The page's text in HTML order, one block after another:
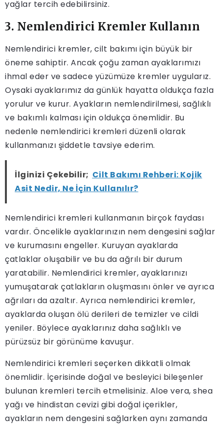
yağlar tercih edebilirsiniz.
3. Nemlendirici Kremler Kullanın
Nemlendirici kremler, cilt bakımı için büyük bir
öneme sahiptir. Ancak çoğu zaman ayaklarımızı
ihmal eder ve sadece yüzümüze kremler uygularız.
Oysaki ayaklarımız da günlük hayatta oldukça fazla
yorulur ve kurur. Ayakların nemlendirilmesi, sağlıklı
ve bakımlı kalması için oldukça önemlidir. Bu
nedenle nemlendirici kremleri düzenli olarak
kullanmanızı şiddetle tavsiye ederim.
İlginizi Çekebilir; Cilt Bakımı Rehberi: Kojik
Asit Nedir, Ne İçin Kullanılır?
Nemlendirici kremleri kullanmanın birçok faydası
vardır. Öncelikle ayaklarınızın nem dengesini sağlar
ve kurumasını engeller. Kuruyan ayaklarda
çatlaklar oluşabilir ve bu da ağrılı bir durum
yaratabilir. Nemlendirici kremler, ayaklarınızı
yumuşatarak çatlakların oluşmasını önler ve ayrıca
ağrıları da azaltır. Ayrıca nemlendirici kremler,
ayaklarda oluşan ölü derileri de temizler ve cildi
yeniler. Böylece ayaklarınız daha sağlıklı ve
pürüzsüz bir görünüme kavuşur.
Nemlendirici kremleri seçerken dikkatli olmak
önemlidir. İçerisinde doğal ve besleyici bileşenler
bulunan kremleri tercih etmelisiniz. Aloe vera, shea
yağı ve hindistan cevizi gibi doğal içerikler,
ayakların nem dengesini sağlarken aynı zamanda